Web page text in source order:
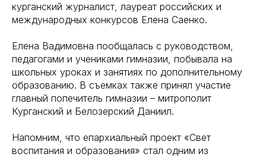
курганский журналист, лауреат российских и
международных конкурсов Елена Саенко.
Елена Вадимовна пообщалась с руководством,
педагогами и учениками гимназии, побывала на
школьных уроках и занятиях по дополнительному
образованию. В съемках также принял участие
главный попечитель гимназии – митрополит
Курганский и Белозерский Даниил.
Напомним, что епархиальный проект «Свет
воспитания и образования» стал одним из